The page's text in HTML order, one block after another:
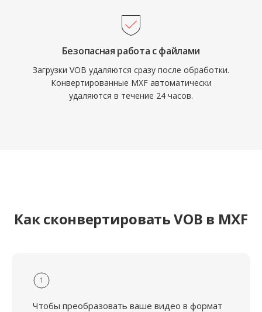
он служит форматом обмена для
стандартов AS-02 и AS-11 в телевещании.
Безопасная работа с файлами
Загрузки VOB удаляются сразу после обработки.
Конвертированные MXF автоматически
удаляются в течение 24 часов.
Как сконвертировать VOB в MXF
1
Чтобы преобразовать ваше видео в формат